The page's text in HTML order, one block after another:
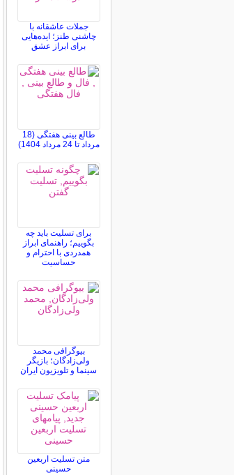
جملات عاشقانه با
چاشنی طنز؛ ایده‌هایی
برای ابراز عشق
طالع بینی هفتگی (18
مرداد تا 24 مرداد 1404)
برای تسلیت باید چه
بگوییم؛ راهنمای ابراز
همدردی با احترام و
حساسیت
بیوگرافی محمد
ولی‌زادگان؛ بازیگر
سینما و تلویزیون ایران
متن تسلیت اربعین
حسینی